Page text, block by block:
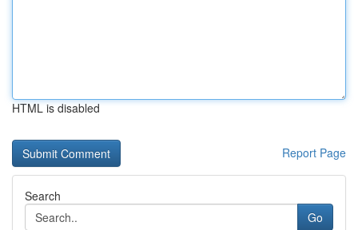
HTML is disabled
Report Page
Search
Go